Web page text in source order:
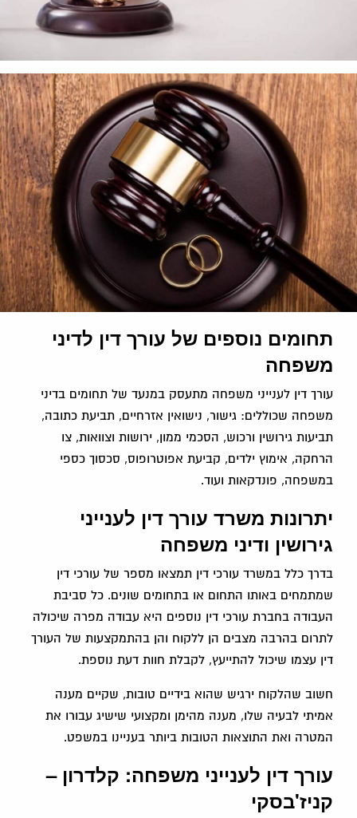
תחומים נוספים של עורך דין לדיני
משפחה
עורך דין לענייני משפחה מתעסק במנעד של תחומים בדיני
משפחה שכוללים: גישור, נישואין אזרחיים, תביעת כתובה,
תביעות גירושין ורכוש, הסכמי ממון, ירושות וצוואות, צו
הרחקה, אימוץ ילדים, קביעת אפוטרופוס, סכסוך כספי
במשפחה, פונדקאות ועוד.
יתרונות משרד עורך דין לענייני
גירושין ודיני משפחה
בדרך כלל במשרד עורכי דין תמצאו מספר של עורכי דין
שמתמחים באותו התחום או בתחומים שונים. כל סביבת
העבודה בחברת עורכי דין נוספים היא עבודה מפרה שיכולה
לתרום בהרבה מצבים הן ללקוח והן בהתמקצעות של העורך
דין עצמו שיכול להתייעץ, לקבלת חוות דעת נוספת.
חשוב שהלקוח ירגיש שהוא בידיים טובות, שקיים מענה
אמיתי לבעיה שלו, מענה מהימן ומקצועי שישיג עבורו את
המטרה ואת התוצאות הטובות ביותר בעניינו במשפט.
עורך דין לענייני משפחה: קלדרון –
קניז'בסקי